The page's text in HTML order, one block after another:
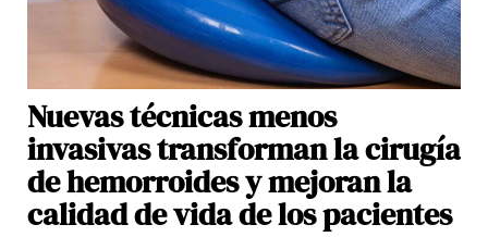
Nuevas técnicas menos
invasivas transforman la cirugía
de hemorroides y mejoran la
calidad de vida de los pacientes